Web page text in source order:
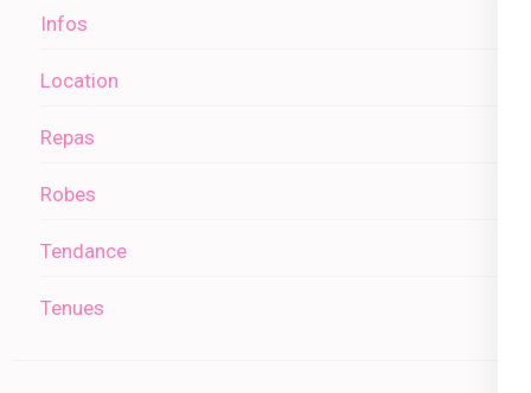
Infos
Location
Repas
Robes
Tendance
Tenues